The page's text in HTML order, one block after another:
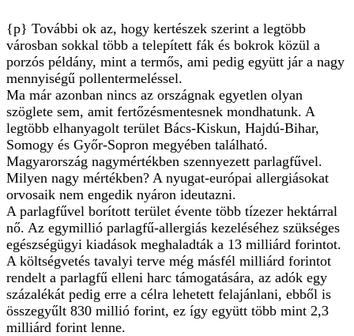
{p} További ok az, hogy kertészek szerint a legtöbb
városban sokkal több a telepített fák és bokrok közül a
porzós példány, mint a termős, ami pedig együtt jár a nagy
mennyiségű pollentermeléssel.
Ma már azonban nincs az országnak egyetlen olyan
szöglete sem, amit fertőzésmentesnek mondhatunk. A
legtöbb elhanyagolt terület Bács-Kiskun, Hajdú-Bihar,
Somogy és Győr-Sopron megyében található.
Magyarország nagymértékben szennyezett parlagfűvel.
Milyen nagy mértékben? A nyugat-európai allergiásokat
orvosaik nem engedik nyáron ideutazni.
A parlagfűvel borított terület évente több tízezer hektárral
nő. Az egymillió parlagfű-allergiás kezeléséhez szükséges
egészségügyi kiadások meghaladták a 13 milliárd forintot.
A költségvetés tavalyi terve még másfél milliárd forintot
rendelt a parlagfű elleni harc támogatására, az adók egy
százalékát pedig erre a célra lehetett felajánlani, ebből is
összegyűlt 830 millió forint, ez így együtt több mint 2,3
milliárd forint lenne.